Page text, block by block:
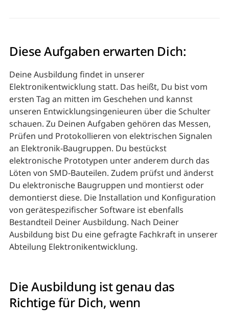
Diese Aufgaben erwarten Dich:
Deine Ausbildung findet in unserer
Elektronikentwicklung statt. Das heißt, Du bist vom
ersten Tag an mitten im Geschehen und kannst
unseren Entwicklungsingenieuren über die Schulter
schauen. Zu Deinen Aufgaben gehören das Messen,
Prüfen und Protokollieren von elektrischen Signalen
an Elektronik-Baugruppen. Du bestückst
elektronische Prototypen unter anderem durch das
Löten von SMD-Bauteilen. Zudem prüfst und änderst
Du elektronische Baugruppen und montierst oder
demontierst diese. Die Installation und Konfiguration
von gerätespezifischer Software ist ebenfalls
Bestandteil Deiner Ausbildung. Nach Deiner
Ausbildung bist Du eine gefragte Fachkraft in unserer
Abteilung Elektronikentwicklung.
Die Ausbildung ist genau das
Richtige für Dich, wenn